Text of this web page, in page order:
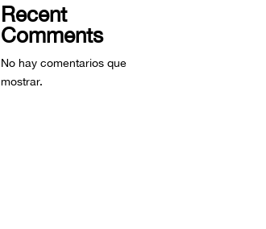
Recent
Comments
No hay comentarios que
mostrar.